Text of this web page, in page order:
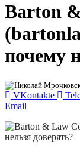
Barton
почему
VKontakte
Email